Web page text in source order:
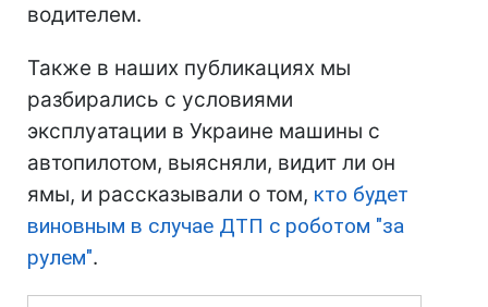
водителем.
Также в наших публикациях мы
разбирались с условиями
эксплуатации в Украине машины с
автопилотом, выясняли, видит ли он
ямы, и рассказывали о том, кто будет
виновным в случае ДТП с роботом "за
рулем".